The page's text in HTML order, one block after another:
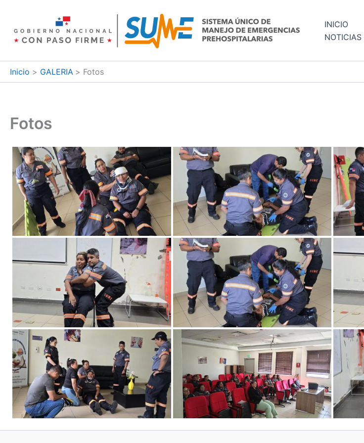
contenido
INICIO
NOTICIAS
Inicio GALERIA Fotos
Fotos